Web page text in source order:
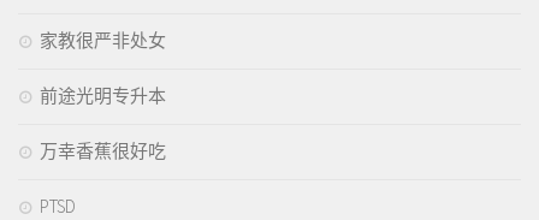
家教很严非处女
前途光明专升本
万幸香蕉很好吃
PTSD